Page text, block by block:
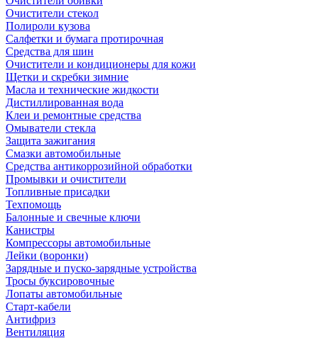
Очистители стекол
Полироли кузова
Салфетки и бумага протирочная
Средства для шин
Очистители и кондиционеры для кожи
Щетки и скребки зимние
Масла и технические жидкости
Дистиллированная вода
Клеи и ремонтные средства
Омыватели стекла
Защита зажигания
Смазки автомобильные
Средства антикоррозийной обработки
Промывки и очистители
Топливные присадки
Техпомощь
Балонные и свечные ключи
Канистры
Компрессоры автомобильные
Лейки (воронки)
Зарядные и пуско-зарядные устройства
Тросы буксировочные
Лопаты автомобильные
Старт-кабели
Антифриз
Вентиляция